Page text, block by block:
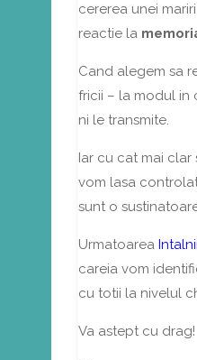
cererea unei
reactie la
Cand alegem sa
fricii – la modul in
ni le transmite.
Iar cu cat mai
vom lasa
sunt o
Urmatoarea
careia vom
cu totii la nivelul
Va astept cu drag!